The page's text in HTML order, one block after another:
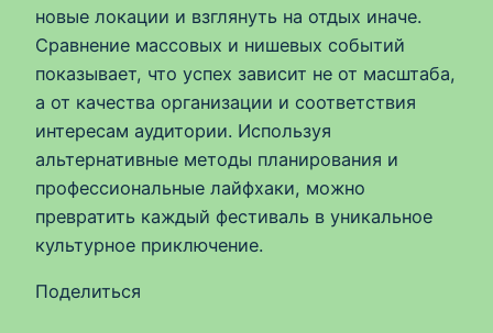
новые локации и взглянуть на отдых иначе.
Сравнение массовых и нишевых событий
показывает, что успех зависит не от масштаба,
а от качества организации и соответствия
интересам аудитории. Используя
альтернативные методы планирования и
профессиональные лайфхаки, можно
превратить каждый фестиваль в уникальное
культурное приключение.
Поделиться